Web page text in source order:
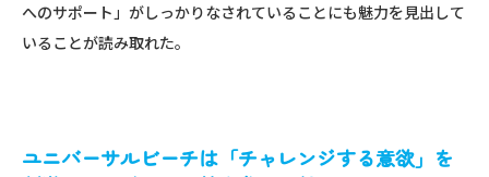
へのサポート」がしっかりなされていることにも魅力を見出して
いることが読み取れた。
ユニバーサルビーチは「チャレンジする意欲」を